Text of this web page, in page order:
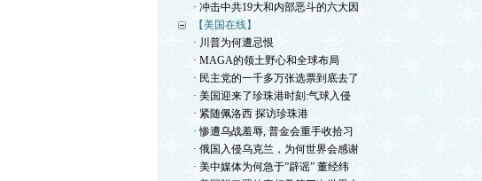
· 冲击中共19大和内部恶斗的六大因
【美国在线】
· 川普为何遭忌恨
· MAGA的领土野心和全球布局
· 民主党的一千多万张选票到底去了
· 美国迎来了珍珠港时刻:气球入侵
· 紧随佩洛西 探访珍珠港
· 惨遭乌战羞辱, 普金会重手收拾习
· 俄国入侵乌克兰，为何世界会感谢
· 美中媒体为何急于”辟谣” 董经纬